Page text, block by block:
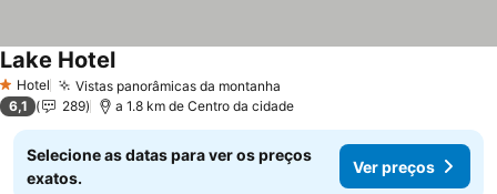
1 Estrelas
Hotel Vistas panorâmicas da montanha
Lake HotelVer preços
6,1 289 a 1.8 km de Centro da cidade
Selecione as datas para ver os preços
exatos.
Ver preços